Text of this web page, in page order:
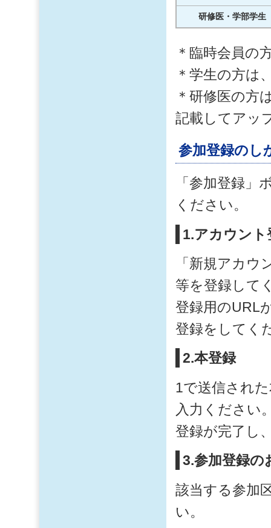
研修医・学部学生
＊臨時会員の
＊学生の方は
＊研修医の方
記載してアッ
参加登録のし
「参加登録
ください。
1.アカウント
「新規アカ
等を登録して
登録用のURL
登録をしてく
2.本登録
1で送信され
入力ください
登録が完了し
3.参加登録の
該当する参加
い。